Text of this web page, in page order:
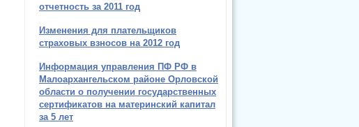
отчетность за 2011 год
Изменения для плательщиков
страховых взносов на 2012 год
Информация управления ПФ РФ в
Малоархангельском районе Орловской
области о получении государственных
сертификатов на материнский капитал
за 5 лет